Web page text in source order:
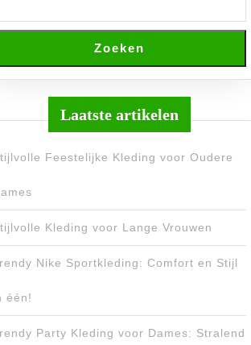
Zoeken
Laatste artikelen
Feestelijke Kleding voor Oudere
Kleding voor Lange Vrouwen
Nike Sportkleding: Comfort en Stijl
één!
Party Kleding voor Dames: Stralend